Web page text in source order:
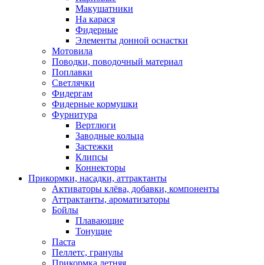
Макушатники
На карася
Фидерные
Элементы донной оснастки
Мотовила
Поводки, поводочный материал
Поплавки
Светлячки
Фидергам
Фидерные кормушки
Фурнитура
Вертлюги
Заводные кольца
Застежки
Клипсы
Коннекторы
Прикормки, насадки, аттрактанты
Активаторы клёва, добавки, компоненты
Аттрактанты, ароматизаторы
Бойлы
Плавающие
Тонущие
Паста
Пеллетс, гранулы
Прикормка летняя